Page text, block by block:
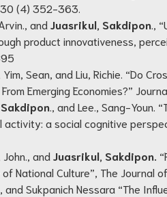
(4) 352-363.
and Juasrikul, Sakdipon .,
product innovativeness,
Sean, and Liu, Richie. “Do
Emerging Economies?”
., and Lee., Sang-
activity: a social cognitive
and Juasrikul, Sakdipon.
National Culture”, The Journal
and Sukpanich Nessara “The